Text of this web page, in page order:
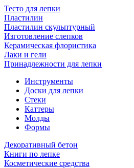
Тесто для лепки
Пластилин
Пластилин скульптурный
Изготовление слепков
Керамическая флористика
Лаки и гели
Принадлежности для лепки
Инструменты
Доски для лепки
Стеки
Каттеры
Молды
Формы
Декоративный бетон
Книги по лепке
Косметические средства